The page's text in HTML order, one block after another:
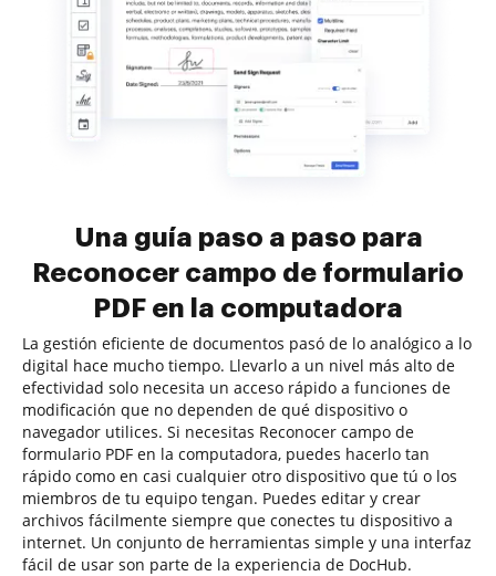
Una guía paso a paso para
Reconocer campo de formulario
PDF en la computadora
La gestión eficiente de documentos pasó de lo analógico a lo
digital hace mucho tiempo. Llevarlo a un nivel más alto de
efectividad solo necesita un acceso rápido a funciones de
modificación que no dependen de qué dispositivo o
navegador utilices. Si necesitas Reconocer campo de
formulario PDF en la computadora, puedes hacerlo tan
rápido como en casi cualquier otro dispositivo que tú o los
miembros de tu equipo tengan. Puedes editar y crear
archivos fácilmente siempre que conectes tu dispositivo a
internet. Un conjunto de herramientas simple y una interfaz
fácil de usar son parte de la experiencia de DocHub.